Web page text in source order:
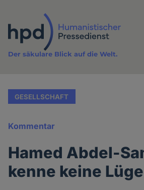
Inhalt
Der säkulare Blick auf die Welt.
GESELLSCHAFT
Kommentar
Hamed Abdel-
kenne keine